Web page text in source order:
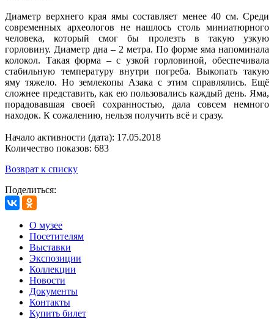
Диаметр верхнего края ямы составляет менее 40 см. Среди
современных археологов не нашлось столь миниатюрного
человека, который смог бы пролезть в такую узкую
горловину. Диаметр дна – 2 метра. По форме яма напоминала
колокол. Такая форма – с узкой горловиной, обеспечивала
стабильную температуру внутри погреба. Выкопать такую
яму тяжело. Но землекопы Азака с этим справлялись. Ещё
сложнее представить, как ею пользовались каждый день. Яма,
порадовавшая своей сохранностью, дала совсем немного
находок. К сожалению, нельзя получить всё и сразу.
Начало активности (дата): 17.05.2018
Количество показов: 683
Возврат к списку
Поделиться:
О музее
Посетителям
Выставки
Экспозиции
Коллекции
Новости
Документы
Контакты
Купить билет